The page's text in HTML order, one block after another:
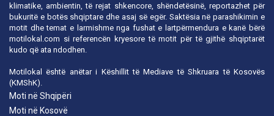
klimatike, ambientin, të rejat shkencore, shëndetësinë, reportazhet për
bukuritë e botës shqiptare dhe asaj së egër. Saktësia në parashikimin e
motit dhe temat e larmishme nga fushat e lartpërmendura e kanë bërë
motilokal.com si referencën kryesore të motit për të gjithë shqiptarët
kudo që ata ndodhen.
Motilokal është anëtar i Këshillit të Mediave të Shkruara të Kosovës
(KMShK).
Moti në Shqipëri
Moti në Kosovë